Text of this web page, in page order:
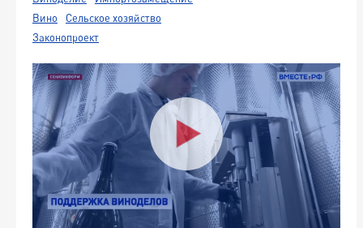
Вино
Сельское хозяйство
Законопроект